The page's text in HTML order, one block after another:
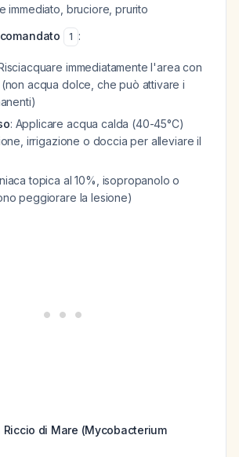
immediato, bruciore, prurito
1 :
immediatamente l'area con
acqua dolce, che può attivare i
: Applicare acqua calda (40-45°C)
irrigazione o doccia per alleviare il
topica al 10%, isopropanolo o
peggiorare la lesione)
Riccio di Mare (Mycobacterium